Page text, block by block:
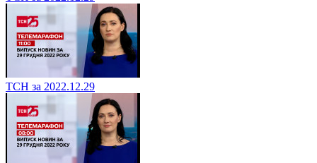
ТСН за 2022.12.29